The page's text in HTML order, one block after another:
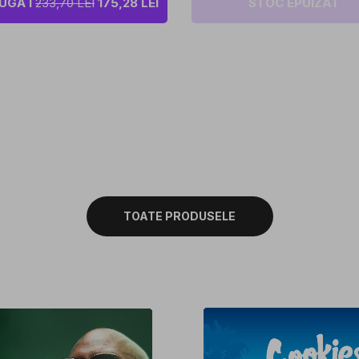
TOATE PRODUSELE